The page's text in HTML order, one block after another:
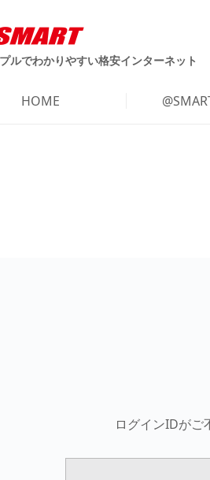
ルでわかりやすい格安インターネット
HOME
ログインIDがご